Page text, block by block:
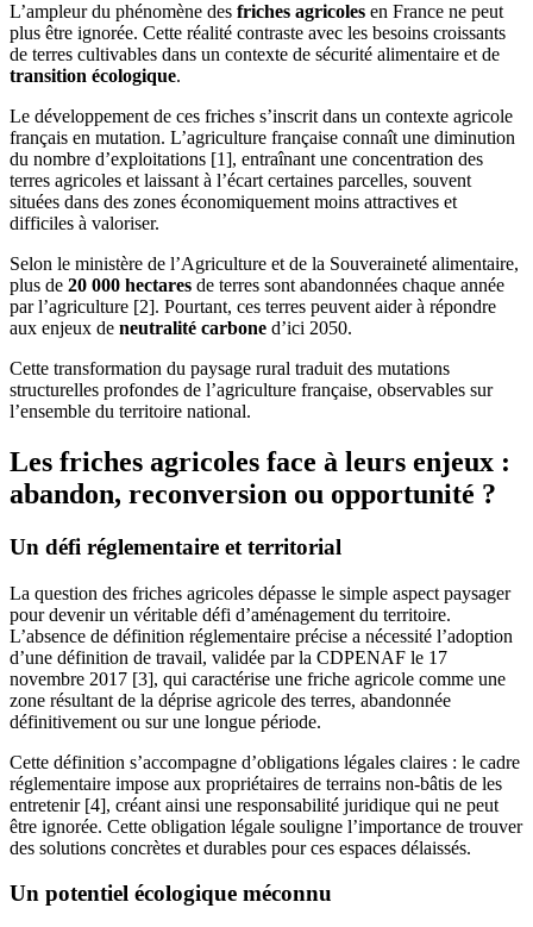
L’ampleur du phénomène des friches agricoles en France ne peut
plus être ignorée. Cette réalité contraste avec les besoins croissants
de terres cultivables dans un contexte de sécurité alimentaire et de
transition écologique.
Le développement de ces friches s’inscrit dans un contexte agricole
français en mutation. L’agriculture française connaît une diminution
du nombre d’exploitations [1], entraînant une concentration des
terres agricoles et laissant à l’écart certaines parcelles, souvent
situées dans des zones économiquement moins attractives et
difficiles à valoriser.
Selon le ministère de l’Agriculture et de la Souveraineté alimentaire,
plus de 20 000 hectares de terres sont abandonnées chaque année
par l’agriculture [2]. Pourtant, ces terres peuvent aider à répondre
aux enjeux de neutralité carbone d’ici 2050.
Cette transformation du paysage rural traduit des mutations
structurelles profondes de l’agriculture française, observables sur
l’ensemble du territoire national.
Les friches agricoles face à leurs enjeux :
abandon, reconversion ou opportunité ?
Un défi réglementaire et territorial
La question des friches agricoles dépasse le simple aspect paysager
pour devenir un véritable défi d’aménagement du territoire.
L’absence de définition réglementaire précise a nécessité l’adoption
d’une définition de travail, validée par la CDPENAF le 17
novembre 2017 [3], qui caractérise une friche agricole comme une
zone résultant de la déprise agricole des terres, abandonnée
définitivement ou sur une longue période.
Cette définition s’accompagne d’obligations légales claires : le cadre
réglementaire impose aux propriétaires de terrains non-bâtis de les
entretenir [4], créant ainsi une responsabilité juridique qui ne peut
être ignorée. Cette obligation légale souligne l’importance de trouver
des solutions concrètes et durables pour ces espaces délaissés.
Un potentiel écologique méconnu